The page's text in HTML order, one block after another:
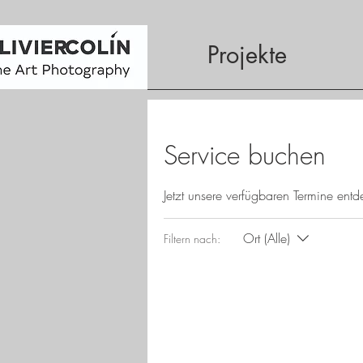
Projekte
Service buchen
Jetzt unsere verfügbaren Termine
Filtern nach: Ort (Alle)